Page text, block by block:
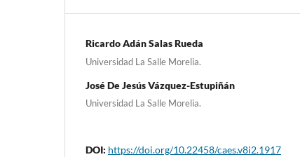
Ricardo Adán Salas Rueda
Universidad La Salle Morelia.
José De Jesús Vázquez-Estupiñán
Universidad La Salle Morelia.
DOI: https://doi.org/10.22458/caes.v8i2.1917